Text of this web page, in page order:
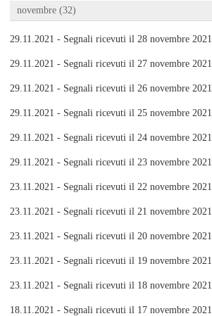
novembre (32)
29.11.2021 - Segnali ricevuti il 28 novembre 2021
29.11.2021 - Segnali ricevuti il 27 novembre 2021
29.11.2021 - Segnali ricevuti il 26 novembre 2021
29.11.2021 - Segnali ricevuti il 25 novembre 2021
29.11.2021 - Segnali ricevuti il 24 novembre 2021
29.11.2021 - Segnali ricevuti il 23 novembre 2021
23.11.2021 - Segnali ricevuti il 22 novembre 2021
23.11.2021 - Segnali ricevuti il 21 novembre 2021
23.11.2021 - Segnali ricevuti il 20 novembre 2021
23.11.2021 - Segnali ricevuti il 19 novembre 2021
23.11.2021 - Segnali ricevuti il 18 novembre 2021
18.11.2021 - Segnali ricevuti il 17 novembre 2021